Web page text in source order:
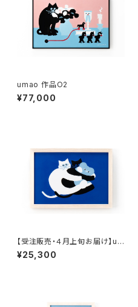
umao 作品O2
¥77,000
【受注販売・４月上旬お届け】um
ao 複製原画 CAT1 （額装有り、
直筆サイン入り）
¥25,300